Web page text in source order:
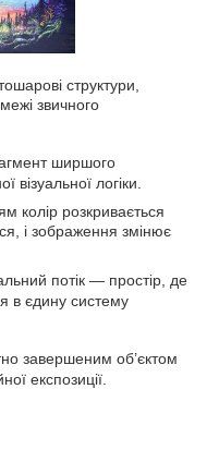
структури,
звичного
ширшого
логіки.
колір розкривається
і зображення змінює
потік — простір, де
в єдину систему
завершеним об’єктом
експозиції.